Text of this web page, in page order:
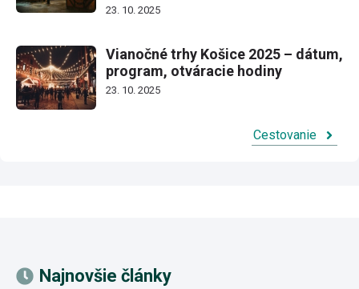
23. 10. 2025
Vianočné trhy Košice 2025 – dátum,
program, otváracie hodiny
23. 10. 2025
Cestovanie
Najnovšie články